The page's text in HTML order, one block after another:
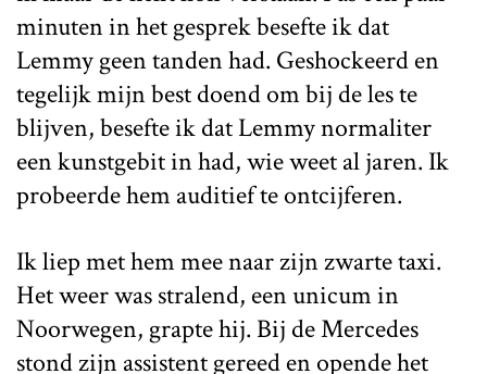
minuten in het gesprek besefte ik dat
Lemmy geen tanden had. Geshockeerd en
tegelijk mijn best doend om bij de les te
blijven, besefte ik dat Lemmy normaliter
een kunstgebit in had, wie weet al jaren. Ik
probeerde hem auditief te ontcijferen.
Ik liep met hem mee naar zijn zwarte taxi.
Het weer was stralend, een unicum in
Noorwegen, grapte hij. Bij de Mercedes
stond zijn assistent gereed en opende het